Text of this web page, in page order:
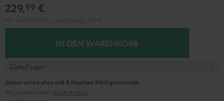
229,99 €
IN DEN WARENKORB
Auf Lager
Sicher einkaufen mit 8 Wochen Rückgaberecht
inkl. kostenlosem Rückversand